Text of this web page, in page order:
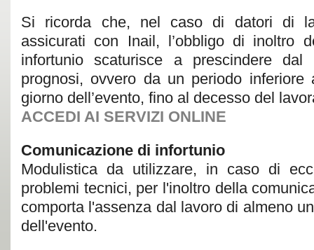
Si ricorda che, nel caso di datori di
assicurati con Inail, l’obbligo di inoltro
infortunio scaturisce a prescindere
prognosi, ovvero da un periodo
giorno dell’evento, fino al decesso del
ACCEDI AI SERVIZI ONLINE
Comunicazione di infortunio
Modulistica da utilizzare, in caso di
problemi tecnici, per l'inoltro della
comporta l'assenza dal lavoro di almeno
dell'evento.